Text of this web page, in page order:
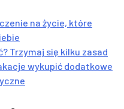
na życie, które
Trzymaj się kilku zasad
wykupić dodatkowe